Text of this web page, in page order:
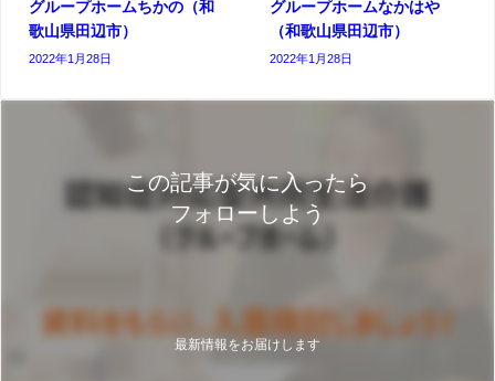
グループホームちかの（和
歌山県田辺市）
2022年1月28日
グループホームなかはや
（和歌山県田辺市）
2022年1月28日
この記事が気に入ったら
フォローしよう
最新情報をお届けします